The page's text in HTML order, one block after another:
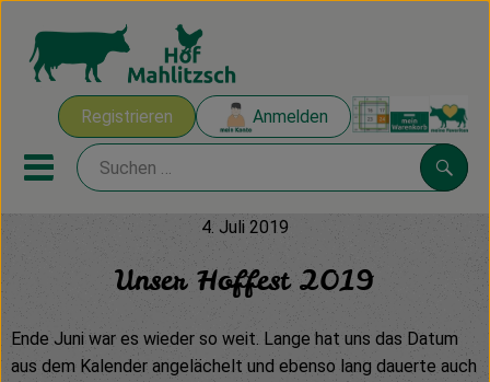
Registrieren Anmelden
Mobiles Menu öffnen oder
Angebote & Inspiration
4. Juli 2019
Unser Hoffest 2019
Ende Juni war es wieder so weit. Lange hat uns das Datum
aus dem Kalender angelächelt und ebenso lang dauerte auch